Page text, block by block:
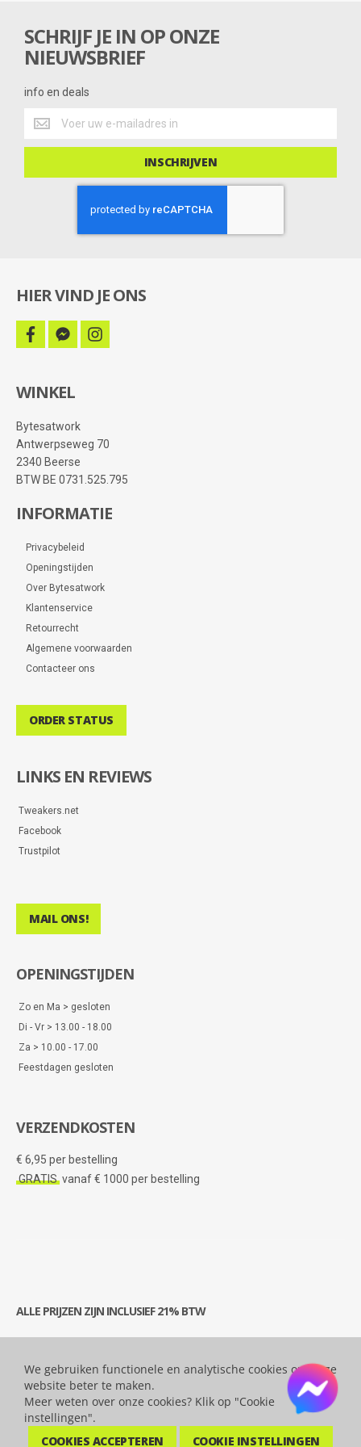
SCHRIJF JE IN OP ONZE
NIEUWSBRIEF
info en deals
info
en
deals
INSCHRIJVEN
HIER VIND JE ONS
facebook
facebook-
messenger
instagram
WINKEL
Bytesatwork
Antwerpseweg 70
2340 Beerse
BTW BE 0731.525.795
INFORMATIE
Privacybeleid
Openingstijden
Over Bytesatwork
Klantenservice
Retourrecht
Algemene voorwaarden
Contacteer ons
ORDER STATUS
LINKS EN REVIEWS
Tweakers.net
Facebook
Trustpilot
MAIL ONS!
OPENINGSTIJDEN
Zo en Ma > gesloten
Di - Vr > 13.00 - 18.00
Za > 10.00 - 17.00
Feestdagen gesloten
VERZENDKOSTEN
€ 6,95 per bestelling
GRATIS vanaf € 1000 per bestelling
ALLE PRIJZEN ZIJN INCLUSIEF 21% BTW
© 2026 Bytesatwork.be - Alle rechten voorbehouden.
We gebruiken functionele en analytische cookies om onze
website beter te maken.
Meer weten over onze cookies? Klik op "Cookie
instellingen".
COOKIES ACCEPTEREN
COOKIE INSTELLINGEN